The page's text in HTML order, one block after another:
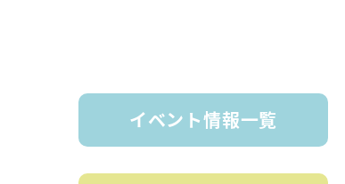
イベント情報一覧